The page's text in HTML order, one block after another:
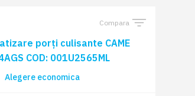
Compara
porți culisante CAME
COD: 001U2565ML
Alegere economica